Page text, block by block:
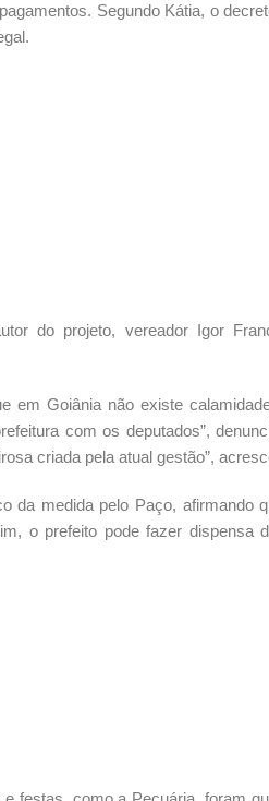
Segundo Kátia, o
do projeto, vereador Igor
em Goiânia não existe
com os deputados”,
criada pela atual gestão”,
da medida pelo Paço, afirmando
o prefeito pode fazer dispensa